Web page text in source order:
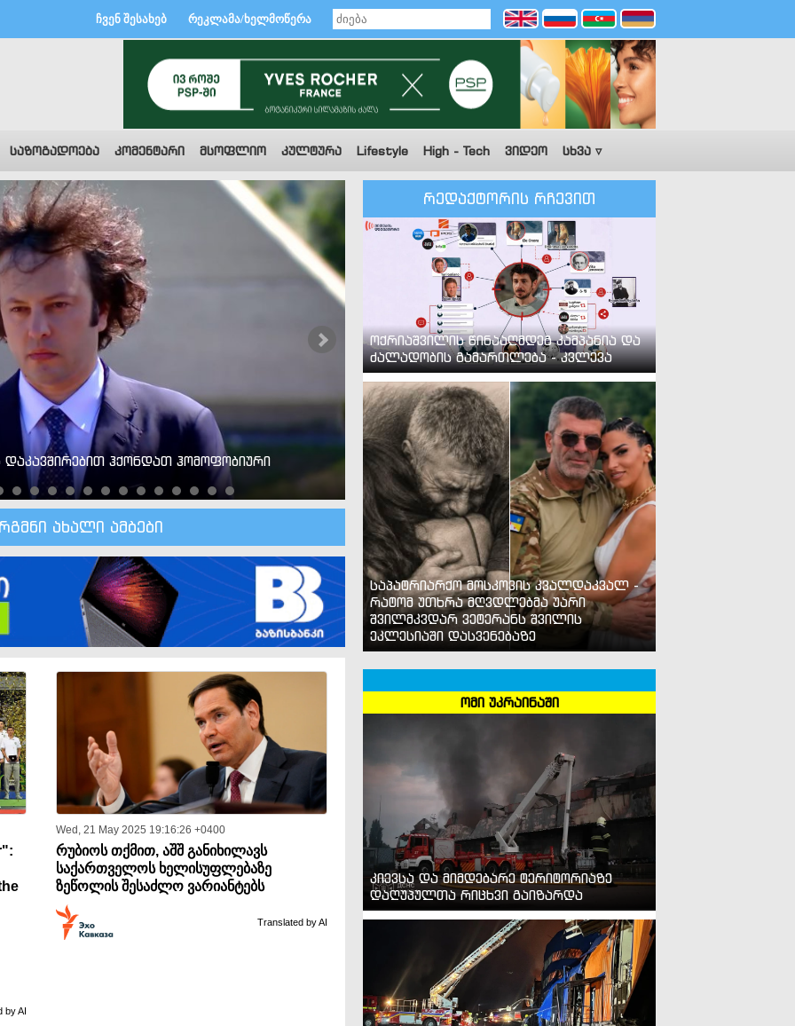
ჩვენ შესახებ რეკლამა/ხელმოწერა
საზოგადოება კომენტარი მსოფლიო კულტურა Lifestyle High - Tech ვიდეო სხვა ▿
ჰქონდათ ჰომოფობიური
კობახიძე ხალხს ემუქრება– საქართველოს ეროვნულ
უპირისპირდება, მათ მიაკითხავს სამართალი
ახალი ამბები
by AI
Wed, 21 May 2025 19:16:26 +0400
რუბიოს თქმით, აშშ განიხილავს
საქართველოს ხელისუფლებაზე
ზეწოლის შესაძლო ვარიანტებს
Translated by AI
რედაქტორის რჩევით
ოქრიაშვილის წინააღმდეგ კამპანია და
ძალადობის გამართლება - კვლევა
საპატრიარქო მოსკოვის კვალდაკვალ -
რატომ უთხრა მღვდლებმა უარი
შვილმკვდარ ვეტერანს შვილის
ეკლესიაში დასვენებაზე
ომი უკრაინაში
კიევსა და მიმდებარე ტერიტორიაზე
დაღუპულთა რიცხვი გაიზარდა